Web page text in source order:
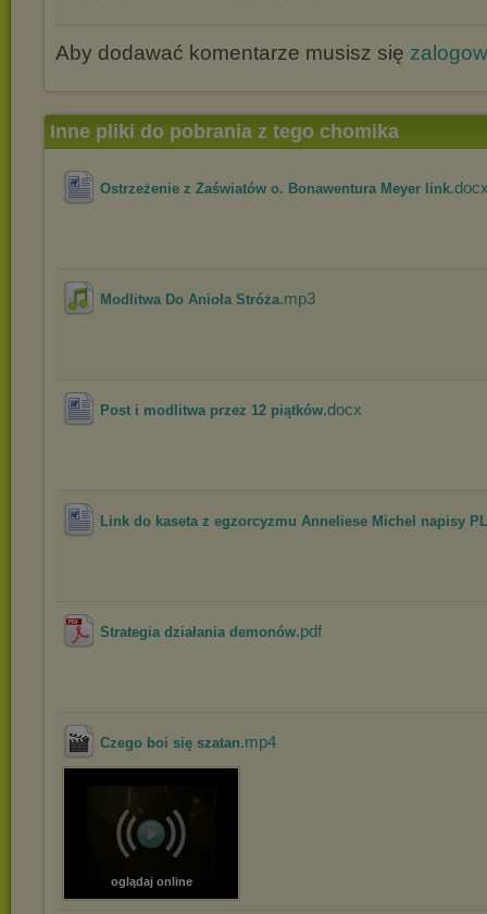
Aby dodawać komentarze musisz się
Inne pliki do pobrania z tego chomika
Ostrzeżenie z Zaświatów o. Bonawentura Meyer link
Modlitwa Do Anioła Stróża.mp3
Post i modlitwa przez 12 piątków.docx
Link do kaseta z egzorcyzmu Anneliese Michel napisy PL
Strategia działania demonów.pdf
Czego boi się szatan.mp4
oglądaj online